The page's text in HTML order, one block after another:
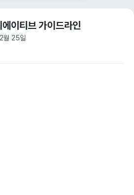
이티브 가이드라인
월 25일